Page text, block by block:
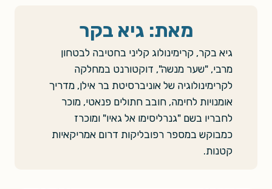
מאת: גיא בקר
גיא בקר, קרימינולוג קליני בחטיבה לבטחון
מרבי, "שער מנשה", דוקטורנט במחלקה
לקרימינולוגיה של אוניברסיטת בר אילן, מדריך
אומנויות לחימה, חובב חתולים פנאטי, מוכר
לחבריו בשם "גנרליסימו אל גאיו" ומוכרז
כמבוקש במספר רפובליקות דרום אמריקאיות
קטנות.